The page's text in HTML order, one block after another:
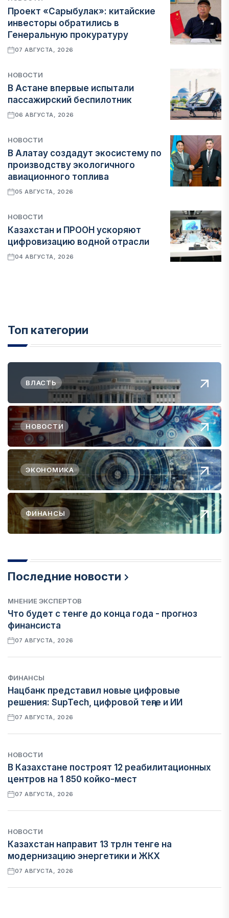
Проект «Сарыбулак»: китайские
инвесторы обратились в
Генеральную прокуратуру
07 АВГУСТА, 2026
НОВОСТИ
В Астане впервые испытали
пассажирский беспилотник
06 АВГУСТА, 2026
НОВОСТИ
В Алатау создадут экосистему по
производству экологичного
авиационного топлива
05 АВГУСТА, 2026
НОВОСТИ
Казахстан и ПРООН ускоряют
цифровизацию водной отрасли
04 АВГУСТА, 2026
Топ категории
ВЛАСТЬ
НОВОСТИ
ЭКОНОМИКА
ФИНАНСЫ
Последние новости
МНЕНИЕ ЭКСПЕРТОВ
Что будет с тенге до конца года - прогноз
финансиста
07 АВГУСТА, 2026
ФИНАНСЫ
Нацбанк представил новые цифровые
решения: SupTech, цифровой теңге и ИИ
07 АВГУСТА, 2026
НОВОСТИ
В Казахстане построят 12 реабилитационных
центров на 1 850 койко-мест
07 АВГУСТА, 2026
НОВОСТИ
Казахстан направит 13 трлн тенге на
модернизацию энергетики и ЖКХ
07 АВГУСТА, 2026